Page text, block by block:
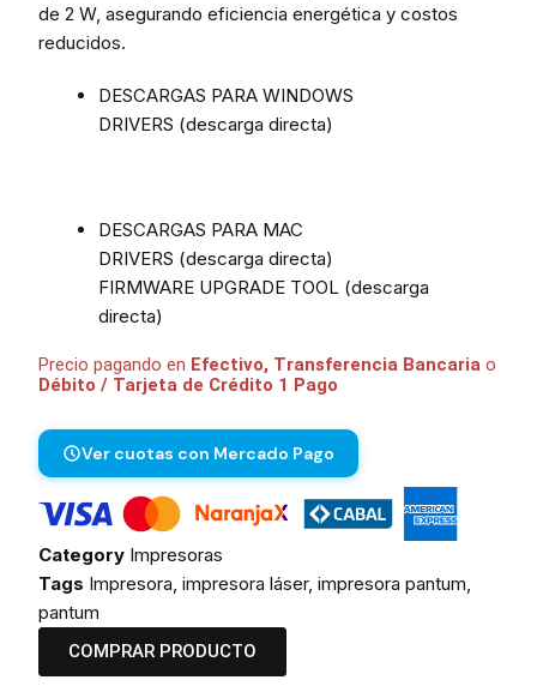
de 2 W, asegurando eficiencia energética y costos
reducidos.
DESCARGAS PARA WINDOWS
DRIVERS (descarga directa)
DESCARGAS PARA MAC
DRIVERS (descarga directa)
FIRMWARE UPGRADE TOOL (descarga
directa)
Precio pagando en Efectivo, Transferencia Bancaria o
Débito / Tarjeta de Crédito 1 Pago
Ver cuotas con Mercado Pago
Category Impresoras
Tags Impresora,impresora láser,impresora pantum,
pantum
COMPRAR PRODUCTO